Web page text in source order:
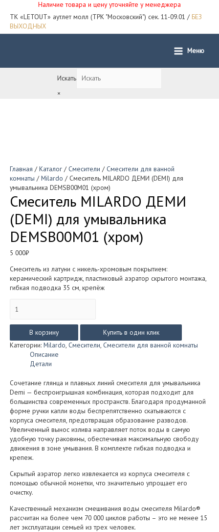
Наличие товара и цену уточняйте у менеджера
ТК «LETOUT» аутлет молл (ТРК "Московский") сек. 11-09.01 / БЕЗ
ВЫХОДНЫХ
Main
Меню
Искать
×
Главная / Каталог / Смесители / Смесители для ванной
комнаты / Milardo / Смеситель MILARDO ДЕМИ (DEMI) для
умывальника DEMSB00M01 (хром)
Смеситель MILARDO ДЕМИ
(DEMI) для умывальника
DEMSB00M01 (хром)
5 000₽
Смеситель из латуни с никель-хромовым покрытием:
керамический картридж, пластиковый аэратор скрытого монтажа,
гибкая подводка 35 см, крепёж
товара
MILARDO
ДЕМИ
(DEMI)
умывальника
(хром)
В корзину
Купить в один клик
Категории: Milardo, Смесители, Смесители для ванной комнаты
Описание
Детали
Сочетание глянца и плавных линий смесителя для умывальника
Demi — беспроигрышная комбинация, которая подходит для
большинства современных пространств. Благодаря продуманной
форме ручки капли воды беспрепятственно скатываются с
корпуса смесителя, предотвращая образование разводов.
Увеличенный вынос излива направляет поток воды в самую
удобную точку раковины, обеспечивая максимальную свободу
движения в зоне умывания. В комплекте гибкая подводка и
крепеж.
Скрытый аэратор легко извлекается из корпуса смесителя с
помощью обычной монетки, что значительно упрощает его
очистку.
Качественный механизм смешивания воды смесителя Milardo®
рассчитан на более чем 70 000 циклов работы – это не менее 15
лет эксплуатации семьей из трех человек.